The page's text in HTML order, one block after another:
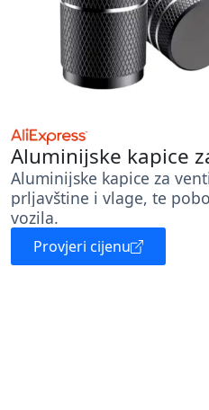
Aluminijske kapice
Aluminijske kapice za
prljavštine i vlage, te
vozila.
Provjeri cijenu